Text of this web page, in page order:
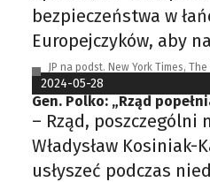
bezpieczeństwa w
Europejczyków, aby
JP na podst. New York Times,
2024-05-28
Gen. Polko: „Rząd
– Rząd,
Władysław
usłyszeć podczas